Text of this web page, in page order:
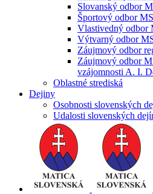
Slovanský odbor
Športový odbor MS
Vlastivedný odbor
Výtvarný odbor
Záujmový odbor
Záujmový odbor
vzájomnosti A. I.
Oblastné strediská
Dejiny
Osobnosti slovenských
Udalosti slovenských